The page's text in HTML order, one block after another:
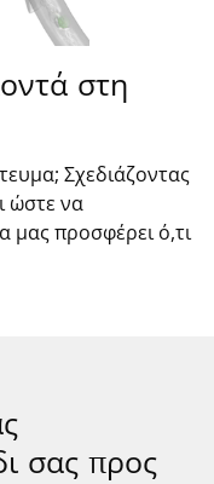
στη
Σχεδιάζοντας
ώστε να
μας προσφέρει ό,τι
σας προς